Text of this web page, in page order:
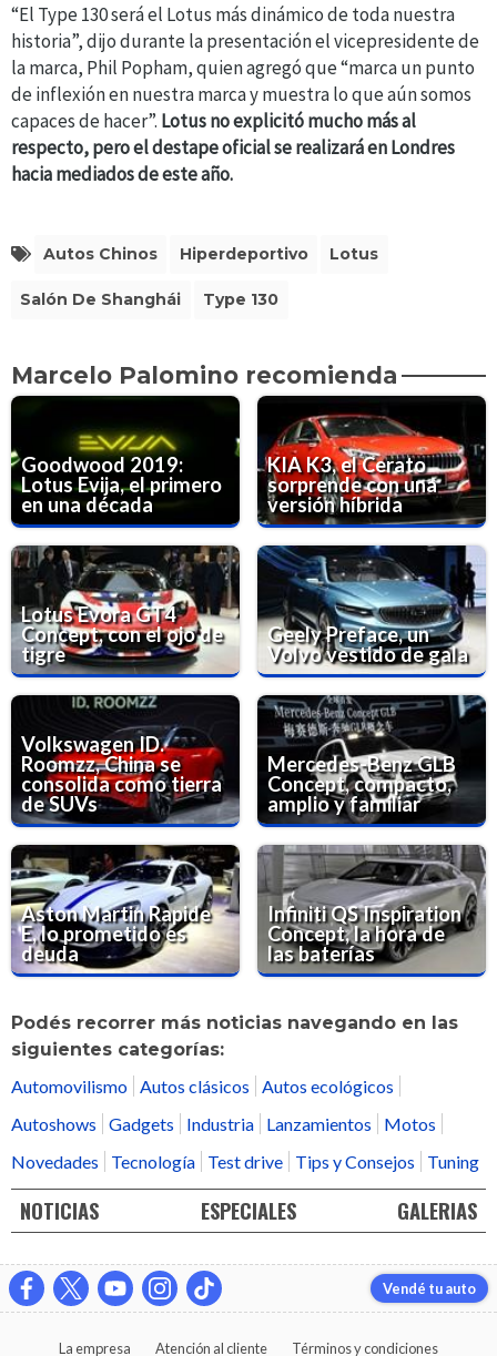
“El Type 130 será el Lotus más dinámico de toda nuestra
historia”, dijo durante la presentación el vicepresidente de
la marca, Phil Popham, quien agregó que “marca un punto
de inflexión en nuestra marca y muestra lo que aún somos
capaces de hacer”. Lotus no explicitó mucho más al
respecto, pero el destape oficial se realizará en Londres
hacia mediados de este año.
Autos Chinos Hiperdeportivo Lotus
Salón De Shanghái Type 130
Marcelo Palomino recomienda
Goodwood 2019:
Lotus Evija, el primero
en una década
KIA K3, el Cerato
sorprende con una
versión híbrida
Lotus Evora GT4
Concept, con el ojo de
tigre
Geely Preface, un
Volvo vestido de gala
Volkswagen ID.
Roomzz, China se
consolida como tierra
de SUVs
Mercedes-Benz GLB
Concept, compacto,
amplio y familiar
Aston Martin Rapide
E, lo prometido es
deuda
Infiniti QS Inspiration
Concept, la hora de
las baterías
Podés recorrer más noticias navegando en las
siguientes categorías:
Automovilismo
Autos clásicos
Autos ecológicos
Autoshows
Gadgets Industria Lanzamientos
Motos
Novedades
Tecnología Test drive Tips y Consejos Tuning
NOTICIAS ESPECIALES GALERIAS
Vendé tu auto
La empresa Atención al cliente Términos y condiciones